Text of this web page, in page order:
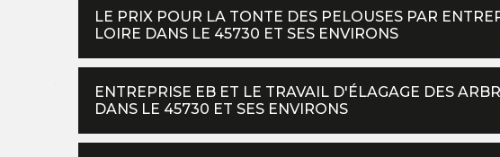
LE PRIX POUR LA TONTE DES PELOUSES PAR
LOIRE DANS LE 45730 ET SES ENVIRONS
ENTREPRISE EB ET LE TRAVAIL D'ÉLAGAGE DES
DANS LE 45730 ET SES ENVIRONS